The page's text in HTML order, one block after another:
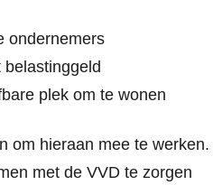
ondernemers
plek om te wonen
om hieraan mee te werken.
met de VVD te zorgen